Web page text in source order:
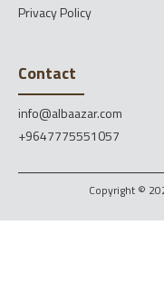
Privacy Policy
Contact
info@albaazar.com
+9647775551057
Copyright ©